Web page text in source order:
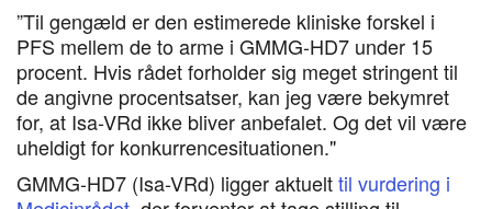
”Til gengæld er den estimerede kliniske forskel i
PFS mellem de to arme i GMMG-HD7 under 15
procent. Hvis rådet forholder sig meget stringent til
de angivne procentsatser, kan jeg være bekymret
for, at Isa-VRd ikke bliver anbefalet. Og det vil være
uheldigt for konkurrencesituationen."
GMMG-HD7 (Isa-VRd) ligger aktuelttil vurdering i